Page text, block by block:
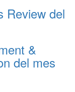
Review del
&
del mes